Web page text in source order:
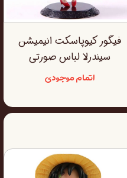
فیگور کیوپاسکت انیمیشن
سیندرلا لباس صورتی
اتمام موجودی